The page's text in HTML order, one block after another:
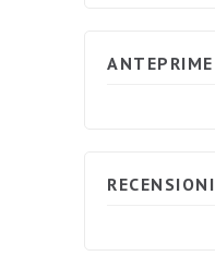
ANTEPRIME
RECENSIONI